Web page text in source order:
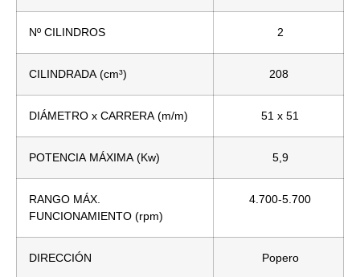
Nº CILINDROS 2
CILINDRADA (cm³) 208
DIÁMETRO x CARRERA (m/m) 51 x 51
POTENCIA MÁXIMA (Kw) 5,9
RANGO MÁX.
FUNCIONAMIENTO (rpm)
4.700-5.700
DIRECCIÓN Popero